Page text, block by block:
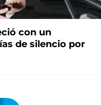
con un
de silencio por